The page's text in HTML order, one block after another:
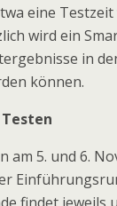
eine
wird ein
in
können.
am 5. und 6.